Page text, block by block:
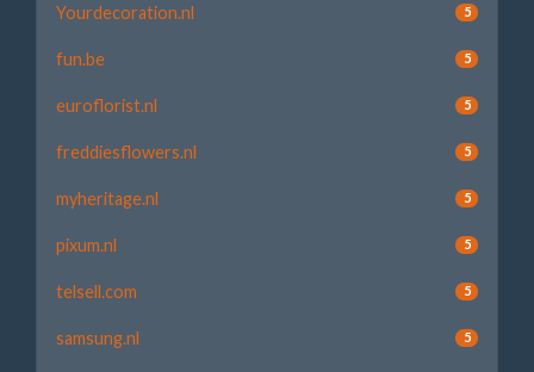
Yourdecoration.nl 5
fun.be 5
euroflorist.nl 5
freddiesflowers.nl 5
myheritage.nl 5
pixum.nl 5
telsell.com 5
samsung.nl 5